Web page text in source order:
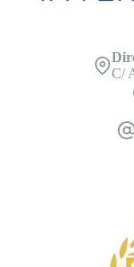
C/